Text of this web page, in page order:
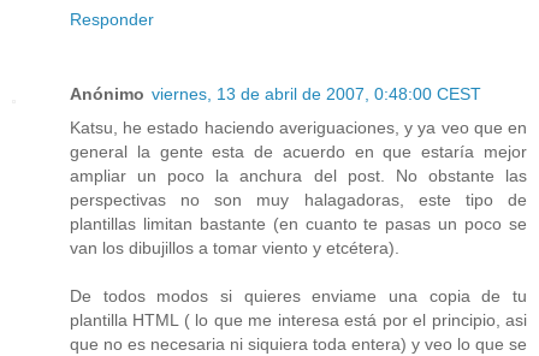
Responder
Anónimo viernes, 13 de abril de 2007, 0:48:00 CEST
Katsu, he estado haciendo averiguaciones, y ya veo que en
general la gente esta de acuerdo en que estaría mejor
ampliar un poco la anchura del post. No obstante las
perspectivas no son muy halagadoras, este tipo de
plantillas limitan bastante (en cuanto te pasas un poco se
van los dibujillos a tomar viento y etcétera).
De todos modos si quieres enviame una copia de tu
plantilla HTML ( lo que me interesa está por el principio, asi
que no es necesaria ni siquiera toda entera) y veo lo que se